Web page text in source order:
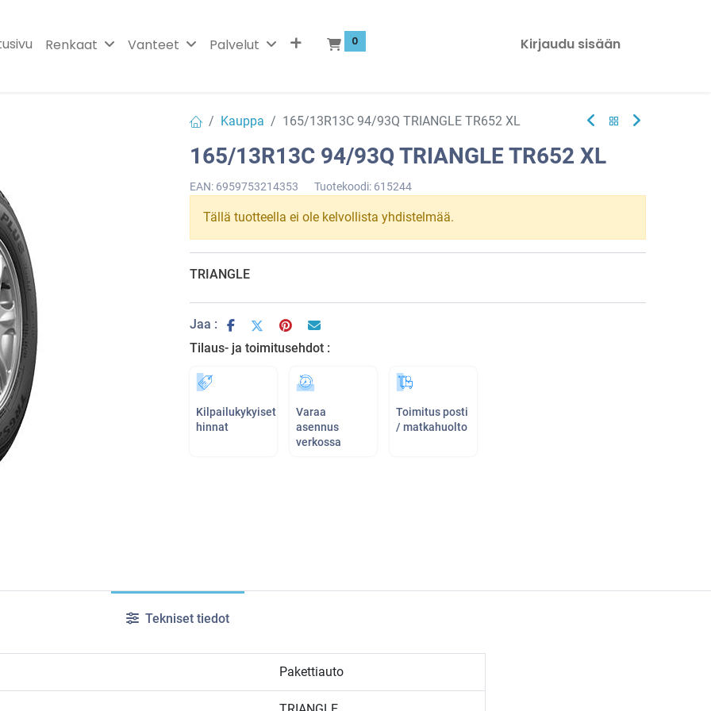
Renkaat Vanteet Palvelut 0 Kirjaudu sisään
Kauppa 165/13R13C 94/93Q TRIANGLE TR652 XL
165/13R13C 94/93Q TRIANGLE TR652 XL
EAN: 6959753214353 Tuotekoodi: 615244
Tällä tuotteella ei ole kelvollista yhdistelmää.
TRIANGLE
Jaa :
Tilaus- ja toimitusehdot :
Kilpailukykyiset
hinnat
Varaa
asennus
verkossa
Toimitus posti
/ matkahuolto
Tekniset tiedot
Pakettiauto